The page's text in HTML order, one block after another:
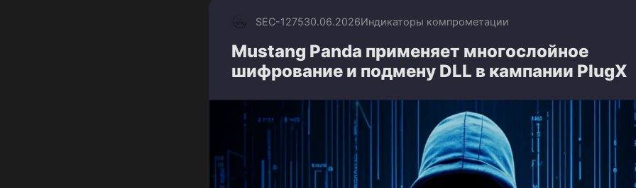
SEC-127530.06.2026Индикаторы компрометации
Mustang Panda применяет многослойное
шифрование и подмену DLL в кампании PlugX